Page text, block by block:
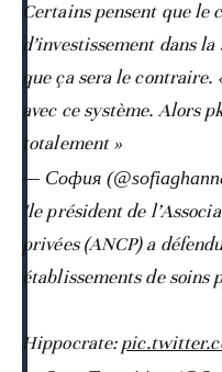
Certains pensent que le
d’investissement dans
que ça sera le contraire.
avec ce système. Alors
totalement »
— София
"le président de
privées (ANCP) a
établissements de soins
Hippocrate: